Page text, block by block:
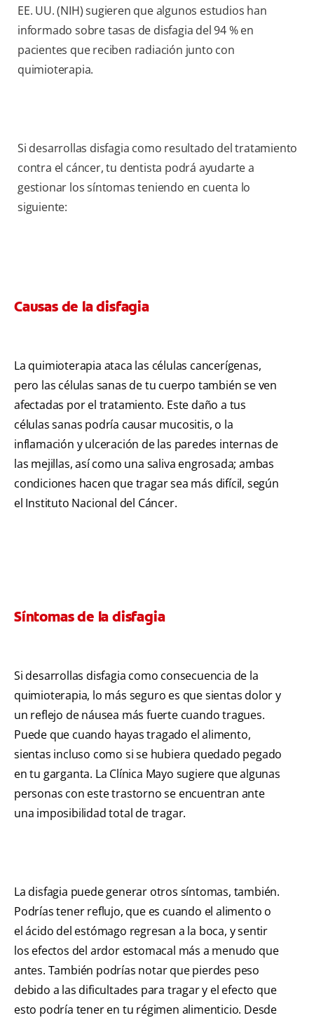
EE. UU. (NIH)sugieren que algunos estudios han
informado sobre tasas de disfagia del 94 % en
pacientes que reciben radiación junto con
quimioterapia.
Si desarrollas disfagia como resultado del tratamiento
contra el cáncer, tu dentista podrá ayudarte a
gestionar los síntomas teniendo en cuenta lo
siguiente:
Causas de la disfagia
La quimioterapia ataca las células cancerígenas,
pero las células sanas de tu cuerpo también se ven
afectadas por el tratamiento. Este daño a tus
células sanas podría causar mucositis, o la
inflamación y ulceración de las paredes internas de
las mejillas, así como una saliva engrosada; ambas
condiciones hacen que tragar sea más difícil, según
el Instituto Nacional del Cáncer.
Síntomas de la disfagia
Si desarrollas disfagia como consecuencia de la
quimioterapia, lo más seguro es que sientas dolor y
un reflejo de náusea más fuerte cuando tragues.
Puede que cuando hayas tragado el alimento,
sientas incluso como si se hubiera quedado pegado
en tu garganta. La Clínica Mayo sugiere que algunas
personas con este trastorno se encuentran ante
una imposibilidad total de tragar.
La disfagia puede generar otros síntomas, también.
Podrías tener reflujo, que es cuando el alimento o
el ácido del estómago regresan a la boca, y sentir
los efectos del ardor estomacal más a menudo que
antes. También podrías notar que pierdes peso
debido a las dificultades para tragar y el efecto que
esto podría tener en tu régimen alimenticio. Desde